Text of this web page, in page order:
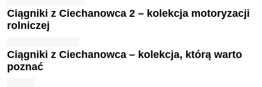
Ciągniki z Ciechanowca 2 – kolekcja motoryzacji
rolniczej
Ciągniki z Ciechanowca – kolekcja, którą warto
poznać